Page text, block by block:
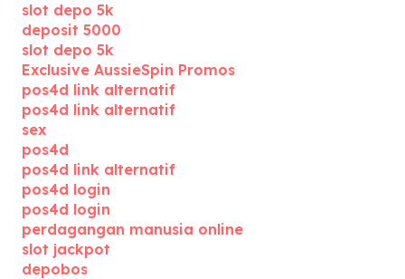
slot depo 5k
deposit 5000
slot depo 5k
Exclusive AussieSpin Promos
pos4d link alternatif
pos4d link alternatif
sex
pos4d
pos4d link alternatif
pos4d login
pos4d login
perdagangan manusia online
slot jackpot
depobos